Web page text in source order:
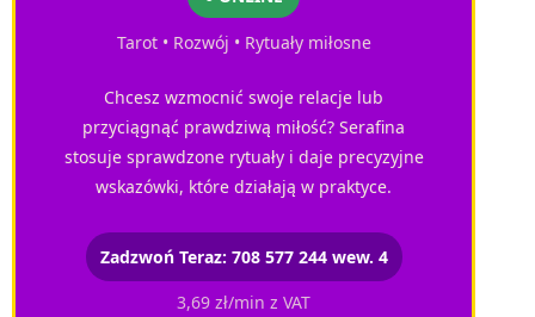
Tarot • Rozwój • Rytuały miłosne
Chcesz wzmocnić swoje relacje lub
przyciągnąć prawdziwą miłość? Serafina
stosuje sprawdzone rytuały i daje precyzyjne
wskazówki, które działają w praktyce.
Zadzwoń Teraz: 708 577 244 wew. 4
3,69 zł/min z VAT